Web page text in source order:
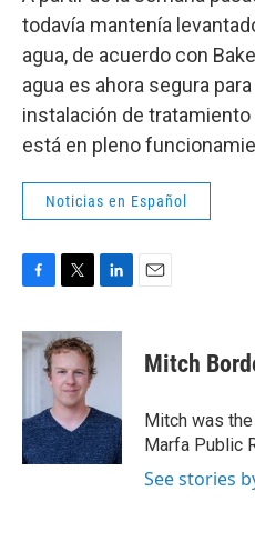
todavía mantenía
agua, de acuerdo con
agua es ahora segura
instalación de tratamiento
está en pleno
Noticias en Español
c
e
o
k
i
t
t
e
r
n
I
n
Mitch
Mitch was
Marfa Public
See stories